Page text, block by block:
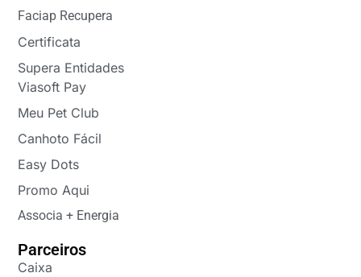
Faciap Recupera
Certificata
Supera Entidades
Viasoft Pay
Meu Pet Club
Canhoto Fácil
Easy Dots
Promo Aqui
Associa + Energia
Parceiros
Caixa